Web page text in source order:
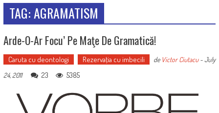
TAG: AGRAMATISM
Arde-O-Ar Focu’ Pe Maţe De Gramatică!
Caruta cu deontologi Rezervaţia cu imbecili de Victor Ciutacu-July
24, 2011
23 5385